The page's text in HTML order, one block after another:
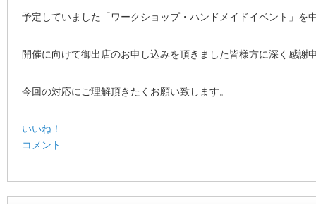
予定していました「ワークショップ・ハンドメイドイベント」を
開催に向けて御出店のお申し込みを頂きました皆様方に深く感謝
今回の対応にご理解頂きたくお願い致します。
いいね！
コメント